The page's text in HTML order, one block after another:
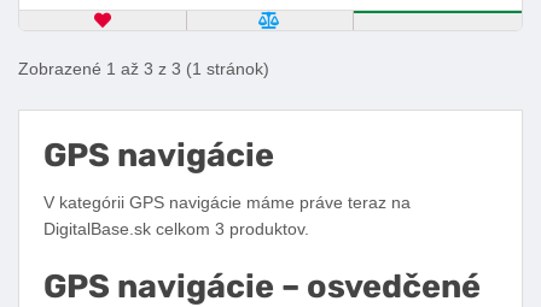
OBĽÚBENÝ PRODUKT POROVNAŤ PRODUKT
Zobrazené 1 až 3 z 3 (1 stránok)
GPS navigácie
V kategórii GPS navigácie máme práve teraz na
DigitalBase.sk celkom 3 produktov.
GPS navigácie – osvedčené